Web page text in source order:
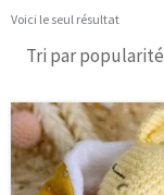
Voici le seul résultat